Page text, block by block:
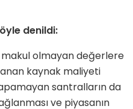
denildi:
makul olmayan değerlere
kaynak maliyeti
santralların da
ve piyasanın